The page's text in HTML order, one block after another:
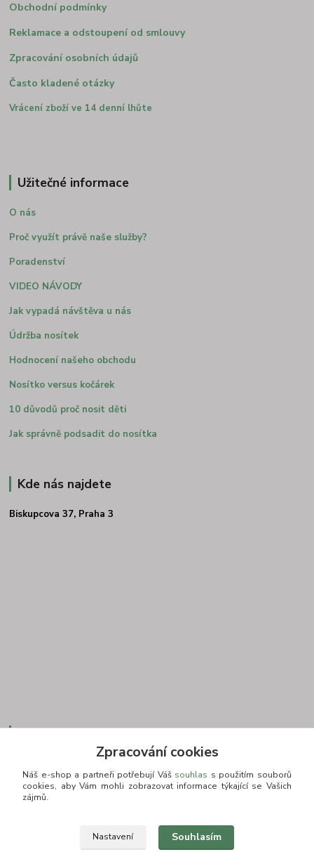
Obchodní podmínky
Reklamace a odstoupení od smlouvy
Zpracování osobních údajů
Často kladené otázky
Vrácení zboží ve 14 denní lhůte
Užitečné informace
O nás
Proč využít právě naše služby?
Poradenství
VIDEO NÁVODY
Jak vypadá návštěva u nás
Údržba nosítek
Hodnocení našeho obchodu
Nosítko versus kočárek
10 důvodů proč nosit děti
Jak správně podsadit do nosítka
Kde nás najdete
Biskupcova 37, Praha 3
Kontakt
+420 775693830
Otevírací doba: PO-PÁ: 9:00-16:00 NUTNÁ REZERVACE
info@zkusnositko.cz
Zpracování cookies
Náš e-shop a partneři potřebují Váš souhlas s použitím souborů
cookies, aby Vám mohli zobrazovat informace týkající se Vašich
zájmů.
Nastavení Souhlasím